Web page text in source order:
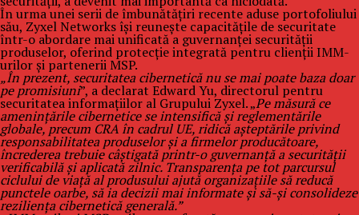
În urma unei serii de îmbunătățiri recente aduse portofoliului
său, Zyxel Networks își reunește capacitățile de securitate
într-o abordare mai unificată a guvernanței securității
produselor, oferind protecție integrată pentru clienții IMM-
urilor și partenerii MSP.
„În prezent, securitatea cibernetică nu se mai poate baza doar
pe promisiuni”, a declarat Edward Yu, directorul pentru
securitatea informațiilor al Grupului Zyxel. „Pe măsură ce
amenințările cibernetice se intensifică și reglementările
globale, precum CRA în cadrul UE, ridică așteptările privind
responsabilitatea produselor și a firmelor producătoare,
încrederea trebuie câștigată printr-o guvernanță a securității
verificabilă și aplicată zilnic. Transparența pe tot parcursul
ciclului de viață al produsului ajută organizațiile să reducă
punctele oarbe, să ia decizii mai informate și să-și consolideze
reziliența cibernetică generală.”